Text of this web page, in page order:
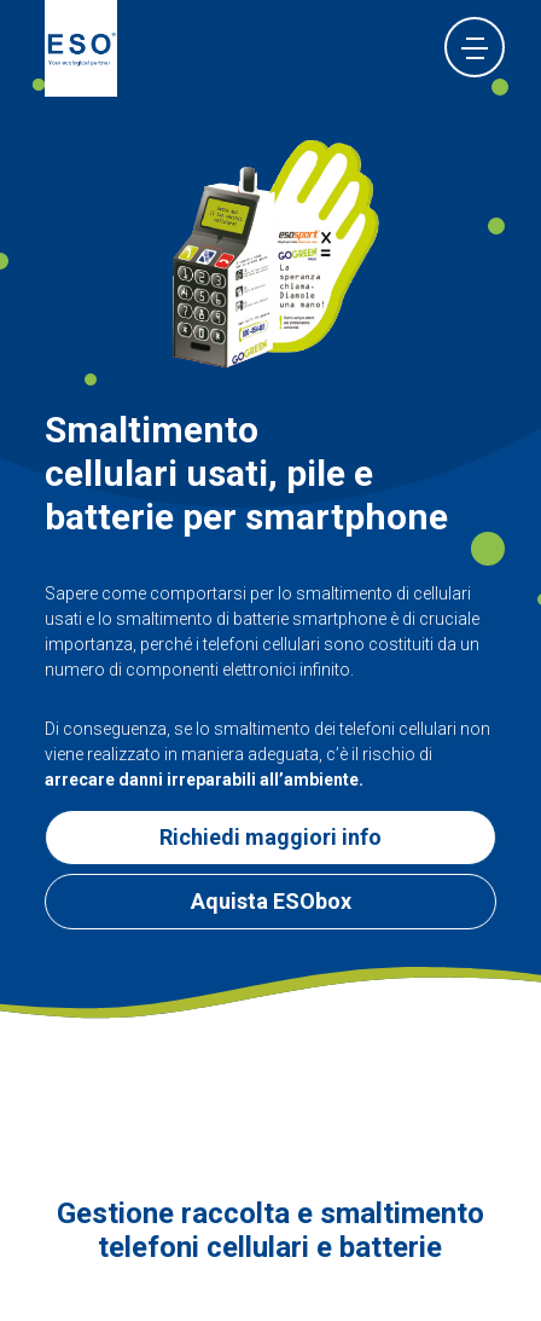
Smaltimento
cellulari usati, pile e
batterie per smartphone
Sapere come comportarsi per lo smaltimento di cellulari
usati e lo smaltimento di batterie smartphone è di cruciale
importanza, perché i telefoni cellulari sono costituiti da un
numero di componenti elettronici infinito.
Di conseguenza, se lo smaltimento dei telefoni cellulari non
viene realizzato in maniera adeguata, c’è il rischio di
arrecare danni irreparabili all’ambiente.
Richiedi maggiori info
Aquista ESObox
Gestione raccolta e smaltimento
telefoni cellulari e batterie